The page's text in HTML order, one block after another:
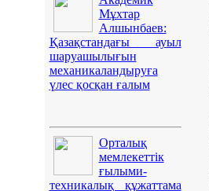
Мұхтар
Алшынбаев:
Қазақстандағы ауыл
шаруашылығын
механикаландыруға
үлес қосқан ғалым
Орталық
мемлекеттік
ғылыми-
техникалық құжаттама